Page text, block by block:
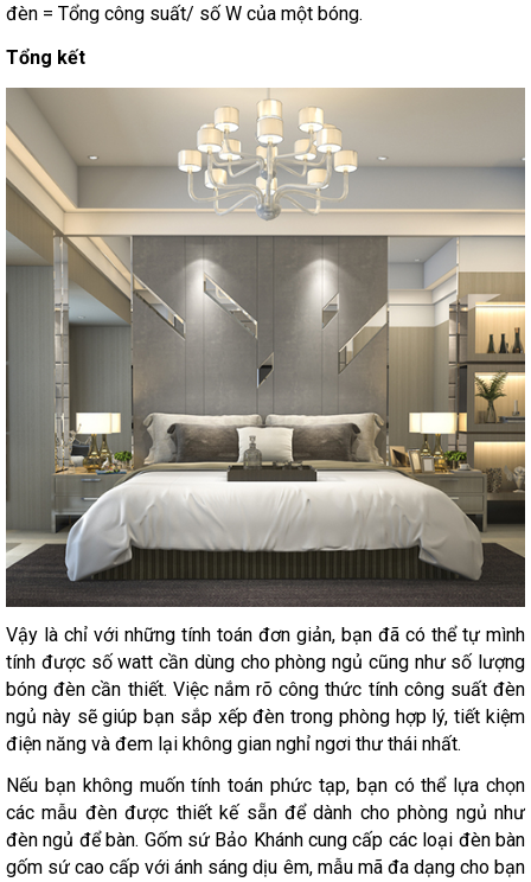
đèn = Tổng công suất/ số W của một bóng.
Tổng kết
Vậy là chỉ với những tính toán đơn giản, bạn đã có thể tự mình
tính được số watt cần dùng cho phòng ngủ cũng như số lượng
bóng đèn cần thiết. Việc nắm rõ công thức tính công suất đèn
ngủ này sẽ giúp bạn sắp xếp đèn trong phòng hợp lý, tiết kiệm
điện năng và đem lại không gian nghỉ ngơi thư thái nhất.
Nếu bạn không muốn tính toán phức tạp, bạn có thể lựa chọn
các mẫu đèn được thiết kế sẵn để dành cho phòng ngủ như
đèn ngủ để bàn. Gốm sứ Bảo Khánh cung cấp các loại đèn bàn
gốm sứ cao cấp với ánh sáng dịu êm, mẫu mã đa dạng cho bạn